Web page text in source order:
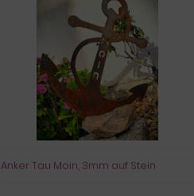
Anker Tau Moin, 3mm auf Stein